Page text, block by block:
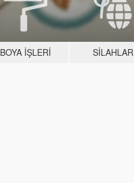
BOYA İŞLERI SILAHLAR